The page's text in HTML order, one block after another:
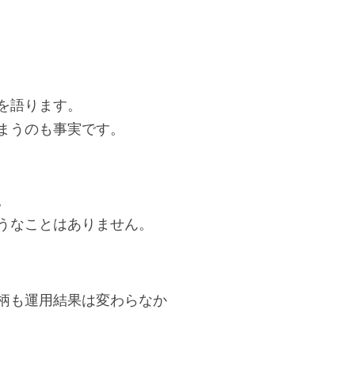
ります。
のも事実です。
ことはありません。
も運用結果は変わらなか